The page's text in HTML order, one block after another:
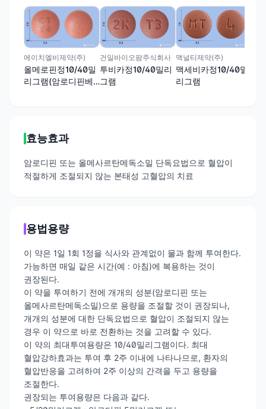
에이치엘비제약(주)
올메로핀정10/40밀
리그램(암로디핀베
건일바이오팜주식회사
투비카정10/40밀리
그램
맥널티제약(주)
맥세비카정10/40밀
리그램
효능효과
암로디핀 또는 올메사르탄메독소밀 단독요법으로 혈압이
적절하게 조절되지 않는 본태성 고혈압의 치료
용법용량
이 약은 1일 1회 1정을 식사와 관계없이 물과 함께 투여한다.
가능하면 매일 같은 시간(예 : 아침)에 복용하는 것이
권장된다.
이 약을 투여하기 전에 개개의 성분(암로디핀 또는
올메사르탄메독소밀)으로 용량을 조절할 것이 권장되나,
개개의 성분에 대한 단독요법으로 혈압이 조절되지 않는
경우 이 약으로 바로 전환하는 것을 고려할 수 있다.
이 약의 최대투여용량은 10/40밀리그램이다. 최대
혈압강하효과는 투여 후 2주 이내에 나타나므로, 환자의
혈압반응을 고려하여 2주 이상의 간격을 두고 용량을
조절한다.
권장되는 투여용량은 다음과 같다.